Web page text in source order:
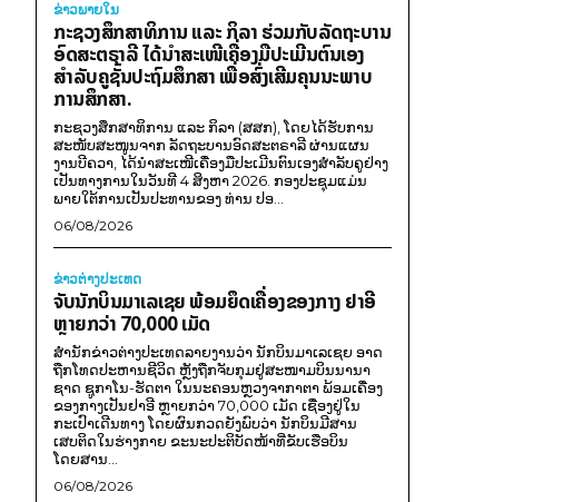
ຂ່າວພາຍ​ໃນ
ກະຊວງສຶກສາທິການ ແລະ ກິລາ ຮ່ວມກັບລັດຖະບານ
ອົດສະຕຣາລີ ໄດ້ນຳສະເໜີເຄື່ອງມືປະເມີນຕົນເອງ
ສຳລັບຄູຊັ້ນປະຖົມສຶກສາ ເພື່ອສົ່ງເສີມຄຸນນະພາບ
ການສຶກສາ.
ກະຊວງສຶກສາທິການ ແລະ ກິລາ (ສສກ), ໂດຍໄດ້ຮັບການ
ສະໜັບສະໜູນຈາກ ລັດຖະບານອົດສະຕຣາລີ ຜ່ານແຜນ
ງານບີຄວາ, ໄດ້ນຳສະເໜີເຄື່ອງມືປະເມີນຕົນເອງສຳລັບຄູຢ່າງ
ເປັນທາງການໃນວັນທີ 4 ສິງຫາ 2026. ກອງປະຊຸມແມ່ນ
ພາຍໃຕ້ການເປັນປະທານຂອງ ທ່ານ ປອ...
06/08/2026
ຂ່າວຕ່າງປະເທດ
ຈັບນັກບິນມາເລເຊຍ ພ້ອມຍຶດເຄື່ອງຂອງກາງ ຢາອີ
ຫຼາຍກວ່າ 70,000 ເມັດ
ສຳນັກຂ່າວຕ່າງປະເທດລາຍງານວ່າ ນັກບິນມາເລເຊຍ ອາດ
ຖືກໂທດປະຫານຊີວິດ ຫຼັງຖືກຈັບກຸມຢູ່ສະໜາມບິນນານາ
ຊາດ ຊູກາໂນ-ຮັດຕາ ໃນນະຄອນຫຼວງຈາກາຕາ ພ້ອມເຄື່ອງ
ຂອງກາງເປັນຢາອີ ຫຼາຍກວ່າ 70,000 ເມັດ ເຊື່ອງຢູ່ໃນ
ກະເປົາເດີນທາງ ໂດຍຜົນກວດຍັງພົບວ່າ ນັກບິນມີສານ
ເສບຕິດໃນຮ່າງກາຍ ຂະນະປະຕິບັດໜ້າທີ່ຂັບເຮືອບິນ
ໂດຍສານ...
06/08/2026